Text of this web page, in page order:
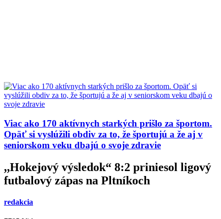
Viac ako 170 aktívnych starkých prišlo za športom.
Opäť si vyslúžili obdiv za to, že športujú a že aj v
seniorskom veku dbajú o svoje zdravie
,,Hokejový výsledok“ 8:2 priniesol ligový
futbalový zápas na Pltníkoch
redakcia